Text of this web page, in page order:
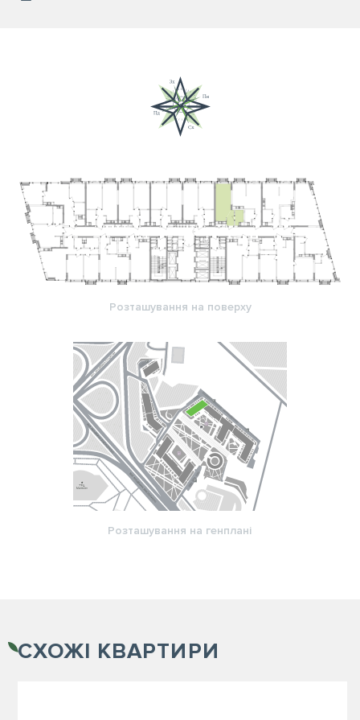
Розташування на поверху
Розташування на генплані
СХОЖІ КВАРТИРИ